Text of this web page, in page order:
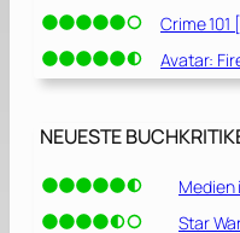
Crime 101
Avatar:
NEUESTE
Medien
Star